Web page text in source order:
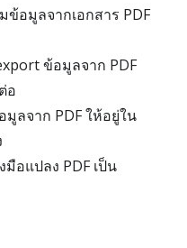
อมูลจากเอกสาร PDF
ข้อมูลจาก PDF
อ
ลจาก PDF ให้อยู่ใน
อแปลง PDF เป็น